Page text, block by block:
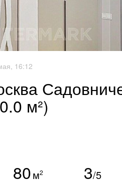
16:12
м²)
80м2 3/5